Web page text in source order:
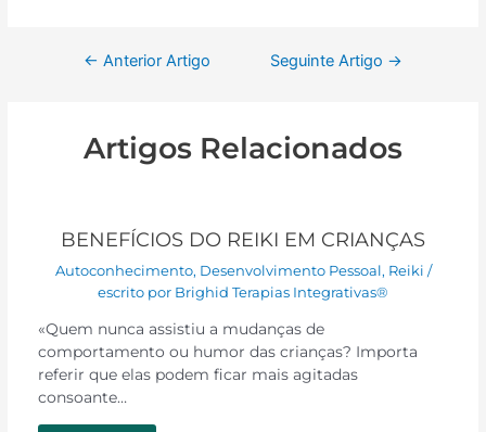
← Anterior Artigo Seguinte Artigo →
Artigos Relacionados
BENEFÍCIOS DO REIKI EM CRIANÇAS
Autoconhecimento, Desenvolvimento Pessoal, Reiki /
escrito por Brighid Terapias Integrativas®
«Quem nunca assistiu a mudanças de
comportamento ou humor das crianças? Importa
referir que elas podem ficar mais agitadas
consoante…